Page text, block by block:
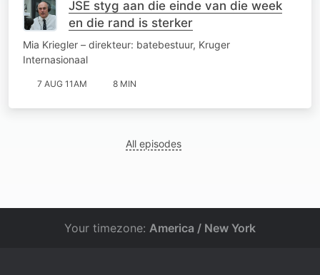
JSE styg aan die einde van die week
en die rand is sterker
Mia Kriegler – direkteur: batebestuur, Kruger
Internasionaal
7 AUG 11AM 8 MIN
All episodes
Your timezone: America / New York